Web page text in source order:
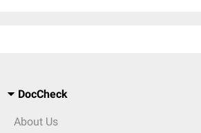
DocCheck
About Us